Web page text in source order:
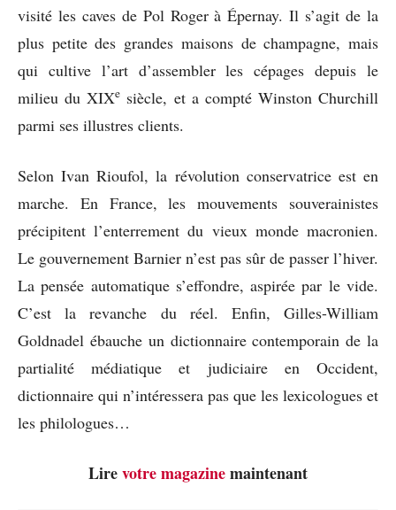
visité les caves de Pol Roger à Épernay. Il s’agit de la
plus petite des grandes maisons de champagne, mais
qui cultive l’art d’assembler les cépages depuis le
milieu du XIXe siècle, et a compté Winston Churchill
parmi ses illustres clients.
Selon Ivan Rioufol, la révolution conservatrice est en
marche. En France, les mouvements souverainistes
précipitent l’enterrement du vieux monde macronien.
Le gouvernement Barnier n’est pas sûr de passer l’hiver.
La pensée automatique s’effondre, aspirée par le vide.
C’est la revanche du réel. Enfin, Gilles-William
Goldnadel ébauche un dictionnaire contemporain de la
partialité médiatique et judiciaire en Occident,
dictionnaire qui n’intéressera pas que les lexicologues et
les philologues…
Lirevotre magazinemaintenant